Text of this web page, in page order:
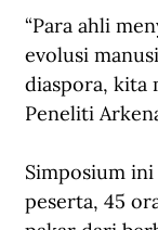
“Para ahli
evolusi
diaspora, kita
Peneliti
Simposium
peserta, 45